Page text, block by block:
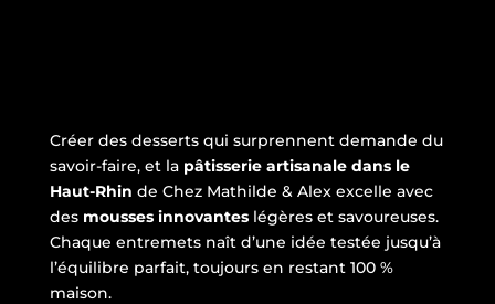
Créer des desserts qui surprennent demande du
savoir-faire, et la pâtisserie artisanale dans le
Haut-Rhin de Chez Mathilde & Alex excelle avec
des mousses innovanteslégères et savoureuses.
Chaque entremets naît d’une idée testée jusqu’à
l’équilibre parfait, toujours en restant 100 %
maison.